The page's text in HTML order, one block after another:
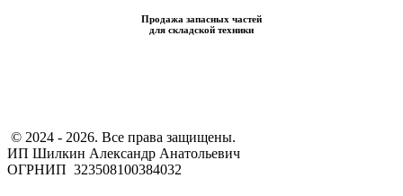
Продажа запасных частей
для складской техники
​ © 2024 - 2026. Все права защищены.
ИП Шилкин Александр Анатольевич
ОГРНИП 323508100384032